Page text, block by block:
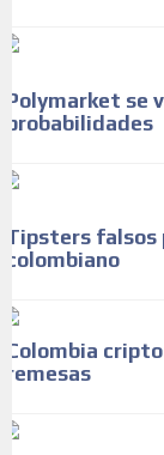
Polymarket se
probabilidades
Tipsters falsos
colombiano
Colombia
remesas